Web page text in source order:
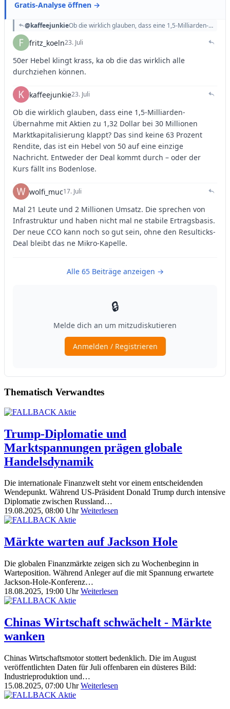
Thematisch Verwandtes
Trump-Diplomatie und
Marktspannungen prägen globale
Handelsdynamik
Die internationale Finanzwelt steht vor einem entscheidenden
Wendepunkt. Während US-Präsident Donald Trump durch intensive
Diplomatie zwischen Russland…
19.08.2025, 08:00 Uhr Weiterlesen
Märkte warten auf Jackson Hole
Die globalen Finanzmärkte zeigen sich zu Wochenbeginn in
Warteposition. Während Anleger auf die mit Spannung erwartete
Jackson-Hole-Konferenz…
18.08.2025, 19:00 Uhr Weiterlesen
Chinas Wirtschaft schwächelt - Märkte
wanken
Chinas Wirtschaftsmotor stottert bedenklich. Die im August
veröffentlichten Daten für Juli offenbaren ein düsteres Bild:
Industrieproduktion und…
15.08.2025, 07:00 Uhr Weiterlesen